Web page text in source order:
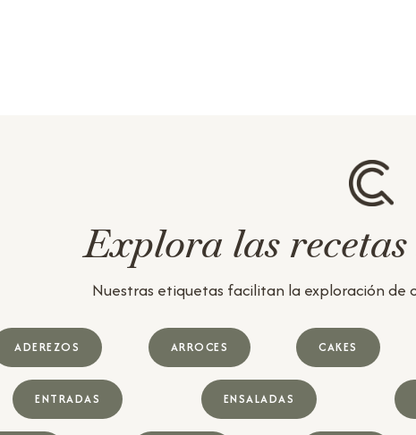
Explora las
Nuestras etiquetas facilitan la exploración de
ADEREZOS ARROCES CAKES
ENTRADAS ENSALADAS